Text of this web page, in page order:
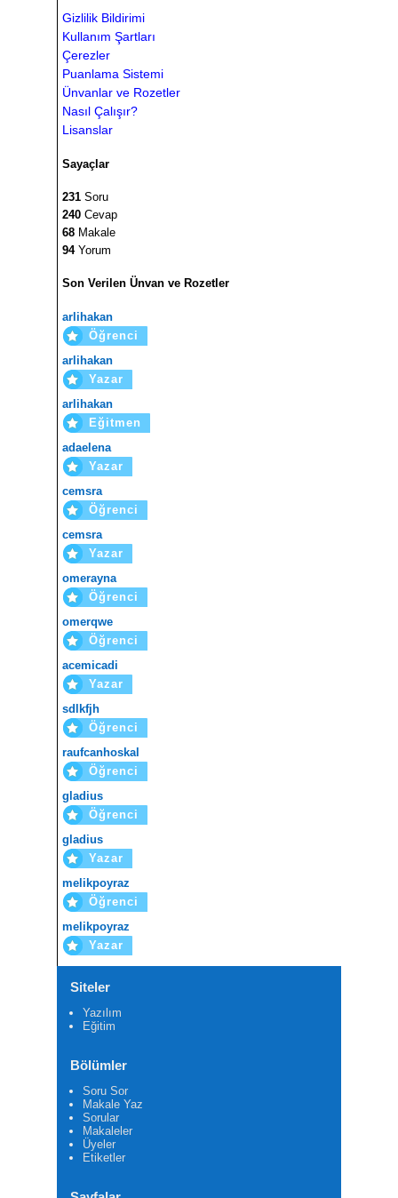
Gizlilik Bildirimi
Kullanım Şartları
Çerezler
Puanlama Sistemi
Ünvanlar ve Rozetler
Nasıl Çalışır?
Lisanslar
Sayaçlar
231 Soru
240 Cevap
68 Makale
94Yorum
Son Verilen Ünvan ve Rozetler
arlihakan
Öğrenci
arlihakan
Yazar
arlihakan
Eğitmen
adaelena
Yazar
cemsra
Öğrenci
cemsra
Yazar
omerayna
Öğrenci
omerqwe
Öğrenci
acemicadi
Yazar
sdlkfjh
Öğrenci
raufcanhoskal
Öğrenci
gladius
Öğrenci
gladius
Yazar
melikpoyraz
Öğrenci
melikpoyraz
Yazar
Siteler
Yazılım
Eğitim
Bölümler
Soru Sor
Makale Yaz
Sorular
Makaleler
Üyeler
Etiketler